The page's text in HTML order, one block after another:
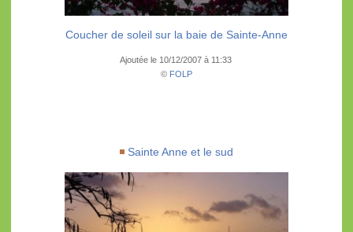
Coucher de soleil sur la baie de Sainte-Anne
Ajoutée le 10/12/2007 à 11:33
© FOLP
Sainte Anne et le sud